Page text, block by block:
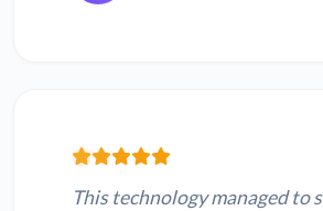
This technology managed to